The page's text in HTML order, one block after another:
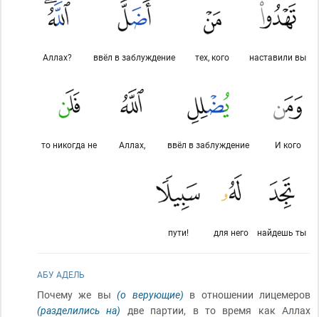
наставили вы
тех, кого
ввёл в заблуждение
Аллах?
И кого
ввёл в заблуждение
Аллах,
то никогда не
найдешь ты
для него
пути!
АБУ АДЕЛЬ
Почему же вы(о верующие) в отношении лицемеров
(разделились на) две партии, в то время как Аллах